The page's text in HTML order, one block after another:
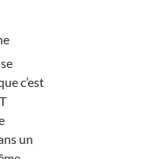
c’est
un